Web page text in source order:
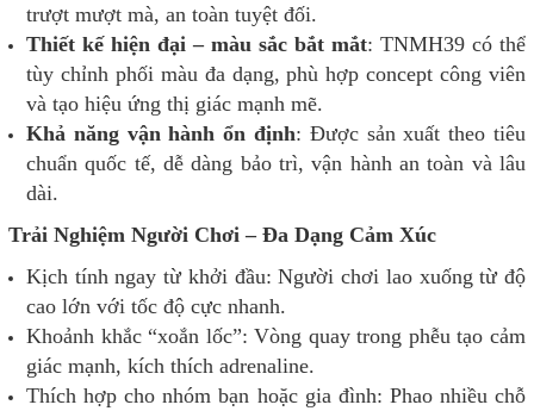
trượt mượt mà, an toàn tuyệt đối.
Thiết kế hiện đại – màu sắc bắt mắt: TNMH39 có thể
tùy chỉnh phối màu đa dạng, phù hợp concept công viên
và tạo hiệu ứng thị giác mạnh mẽ.
Khả năng vận hành ổn định: Được sản xuất theo tiêu
chuẩn quốc tế, dễ dàng bảo trì, vận hành an toàn và lâu
dài.
Trải Nghiệm Người Chơi – Đa Dạng Cảm Xúc
Kịch tính ngay từ khởi đầu: Người chơi lao xuống từ độ
cao lớn với tốc độ cực nhanh.
Khoảnh khắc “xoắn lốc”: Vòng quay trong phễu tạo cảm
giác mạnh, kích thích adrenaline.
Thích hợp cho nhóm bạn hoặc gia đình: Phao nhiều chỗ